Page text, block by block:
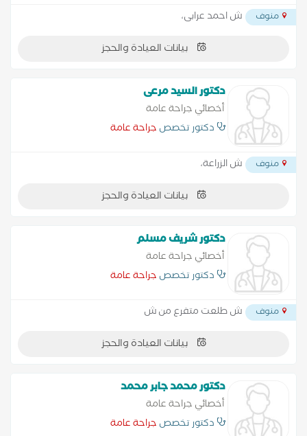
منوف ش احمد عرابى،
بيانات العيادة والحجز
دكتور السيد مرعى
أخصائي جراحة عامة
دكتور تخصص جراحة عامة
منوف ش الزراعة،
بيانات العيادة والحجز
دكتور شريف مسلم
أخصائي جراحة عامة
دكتور تخصص جراحة عامة
منوف ش طلعت متفرع من ش
بيانات العيادة والحجز
دكتور محمد جابر محمد
أخصائي جراحة عامة
دكتور تخصص جراحة عامة